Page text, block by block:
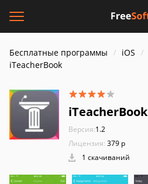
Бесплатные программы iOS
iTeacherBook
iTeacherBook
Версия:1.2
Лицензия: 379 р
1 скачиваний